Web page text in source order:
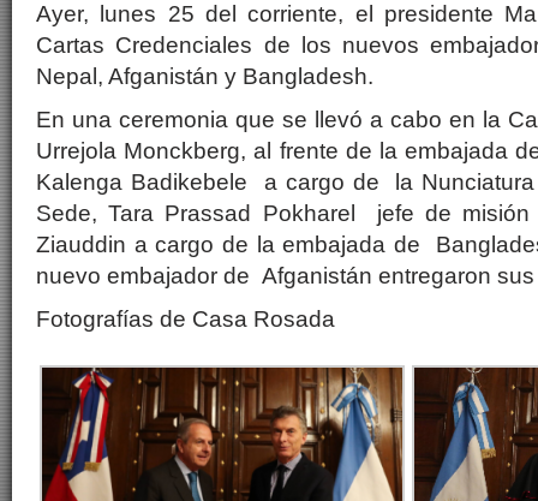
Ayer, lunes 25 del corriente, el presidente
Cartas Credenciales de los nuevos
Nepal, Afganistán y Bangladesh.
En una ceremonia que se llevó a cabo en la
Urrejola Monckberg, al frente de la embajada
Kalenga Badikebele a cargo de la
Sede, Tara Prassad Pokharel jefe de misión
Ziauddin a cargo de la embajada de
nuevo embajador de Afganistán entregaron
Fotografías de Casa Rosada